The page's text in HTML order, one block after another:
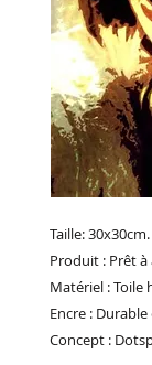
Taille: 30x30cm.
Produit : Prêt
Matériel : Toile
Encre :
Concept :